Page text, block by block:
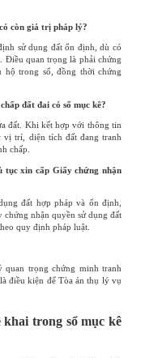
còn giá trị pháp lý?
sử dụng đất ổn định, dù có
Điều quan trọng là phải chứng
hộ trong sổ, đồng thời chứng
đất đai có sổ mục kê?
đất. Khi kết hợp với thông tin
vị trí, diện tích đất đang tranh
chấp.
tục xin cấp Giấy chứng nhận
đất hợp pháp và ổn định,
chứng nhận quyền sử dụng đất
quy định pháp luật.
quan trọng chứng minh tranh
điều kiện để Tòa án thụ lý vụ
trong sổ mục kê